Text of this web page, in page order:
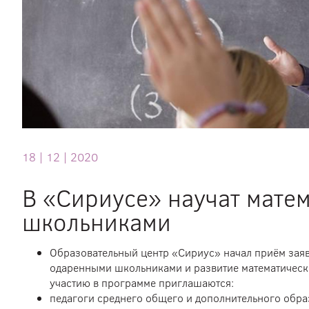
18 | 12 | 2020
В «Сириусе» научат
школьниками
Образовательный центр «Сириус» начал приём
одаренными школьниками и развитие
участию в программе приглашаются:
педагоги среднего общего и дополнительного